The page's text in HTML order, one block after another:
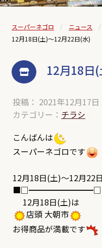
スーパーネゴロ ニュース
12月18日(土)～12月22日(水)
12月18日
投稿： 2021年12月17日
カテゴリー： チラシ
こんばんは
スーパーネゴロです
12月18日(土)～12月22
12月18日(土)は
店頭 大朝市
お得商品が満載です